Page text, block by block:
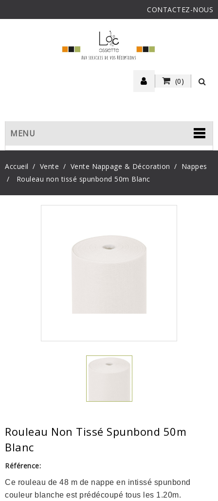
CONTACTEZ-NOUS
(0)
MENU
Accueil Vente Vente Nappage & Décoration
Nappes
Rouleau non tissé spunbond 50m Blanc
Rouleau Non Tissé Spunbond 50m
Blanc
Référence:
Ce rouleau de 48 m de nappe en intissé spunbond
couleur blanche est prédécoupé tous les 1.20m.